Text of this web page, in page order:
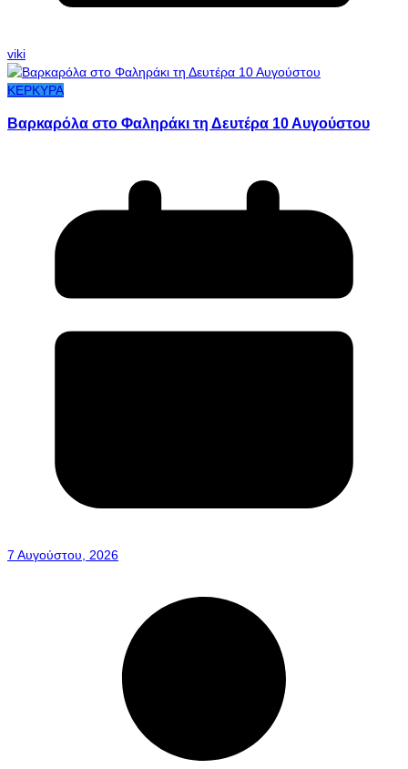
viki
ΚΕΡΚΥΡΑ
Βαρκαρόλα στο Φαληράκι τη Δευτέρα 10 Αυγούστου
7 Αυγούστου, 2026